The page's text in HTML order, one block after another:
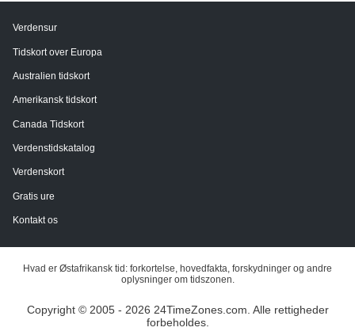
Verdensur
Tidskort over Europa
Australien tidskort
Amerikansk tidskort
Canada Tidskort
Verdenstidskatalog
Verdenskort
Gratis ure
Kontakt os
Hvad er Østafrikansk tid: forkortelse, hovedfakta, forskydninger og andre
oplysninger om tidszonen.
Copyright © 2005 - 2026 24TimeZones.com. Alle rettigheder
forbeholdes.